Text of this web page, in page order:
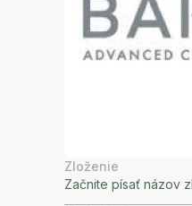
Zloženie